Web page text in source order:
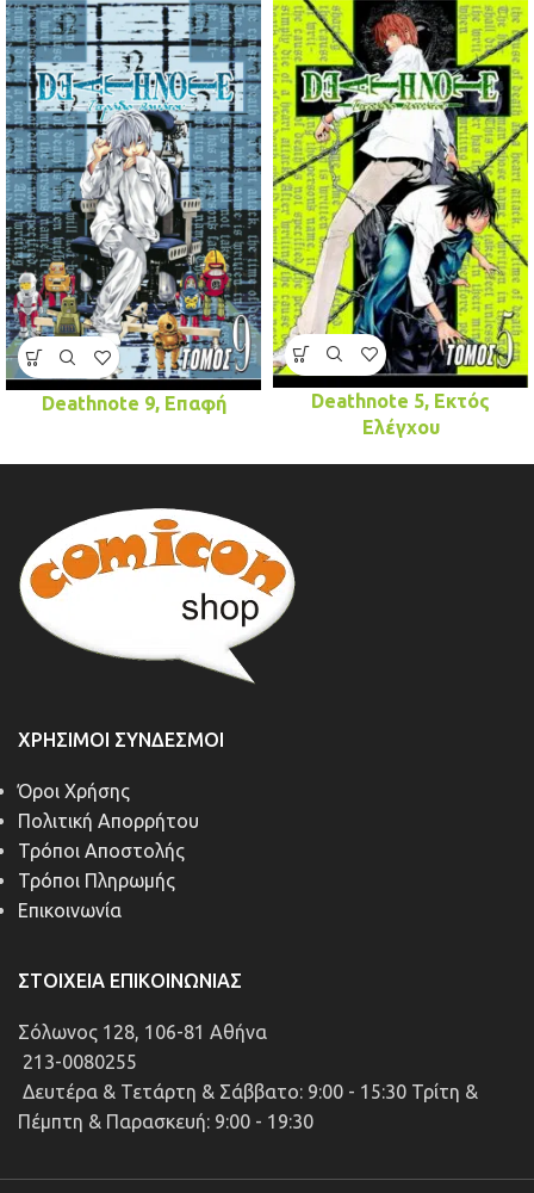
Deathnote 9, Επαφή
Deathnote 5, Εκτός
Ελέγχου
ΧΡΉΣΙΜΟΙ ΣΎΝΔΕΣΜΟΙ
Όροι Χρήσης
Πολιτική Απορρήτου
Τρόποι Αποστολής
Τρόποι Πληρωμής
Επικοινωνία
ΣΤΟΙΧΕΊΑ ΕΠΙΚΟΙΝΩΝΊΑΣ
Σόλωνος 128, 106-81 Αθήνα
213-0080255
Δευτέρα & Τετάρτη & Σάββατο: 9:00 - 15:30 Τρίτη &
Πέμπτη & Παρασκευή: 9:00 - 19:30